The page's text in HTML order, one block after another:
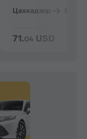
Цахкадзор
71.04 USD